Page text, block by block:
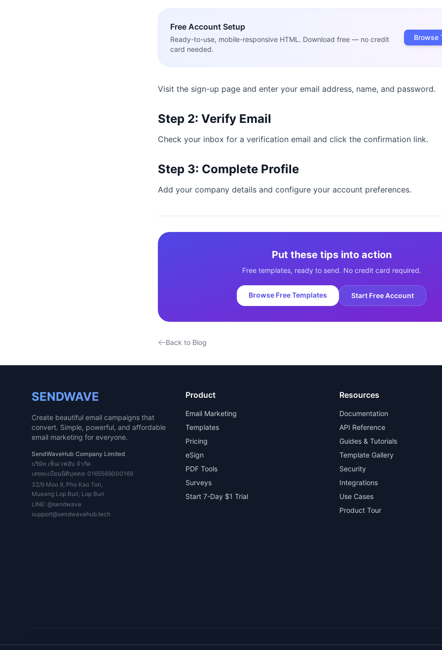
Free Account Setup
Ready-to-use, mobile-responsive HTML. Download free — no credit
card needed.
Browse
Visit the sign-up page and enter your email address, name, and password.
Step 2: Verify Email
Check your inbox for a verification email and click the confirmation link.
Step 3: Complete Profile
Add your company details and configure your account preferences.
Put these tips into action
Free templates, ready to send. No credit card required.
Browse Free Templates Start Free Account
Back to Blog
SENDWAVE
Create beautiful email campaigns that
convert. Simple, powerful, and affordable
email marketing for everyone.
SendWaveHub Company Limited
บริษัท เซ็นเวฟฮับ จำกัด
เลขทะเบียนนิติบุคคล: 0165569000169
32/9 Moo 9, Pho Kao Ton,
Mueang Lop Buri, Lop Buri
LINE: @sendwave
support@sendwavehub.tech
Product
Email Marketing
Templates
Pricing
eSign
PDF Tools
Surveys
Start 7-Day $1 Trial
Resources
Documentation
API Reference
Guides & Tutorials
Template Gallery
Security
Integrations
Use Cases
Product Tour